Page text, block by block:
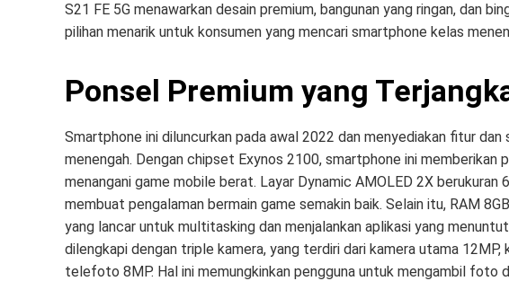
S21 FE 5G menawarkan desain premium, bangunan yang ringan, dan
pilihan menarik untuk konsumen yang mencari smartphone kelas
Ponsel Premium yang
Smartphone ini diluncurkan pada awal 2022 dan menyediakan fitur
menengah. Dengan chipset Exynos 2100, smartphone ini
menangani game mobile berat. Layar Dynamic AMOLED 2X
membuat pengalaman bermain game semakin baik. Selain itu, RAM
yang lancar untuk multitasking dan menjalankan aplikasi yang
dilengkapi dengan triple kamera, yang terdiri dari kamera utama
telefoto 8MP. Hal ini memungkinkan pengguna untuk mengambil foto